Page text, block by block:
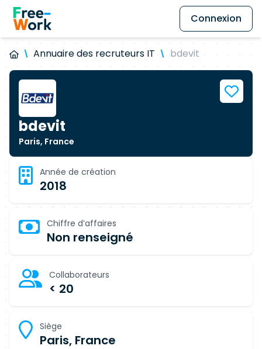
Connexion
Annuaire des recruteurs IT bdevit
bdevit
Paris, France
Année de création
2018
Chiffre d’affaires
Non renseigné
Collaborateurs
< 20
Siège
Paris, France